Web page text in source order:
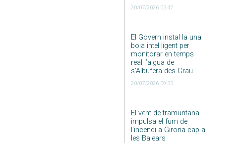
20/07/2026 03:47
El Govern instal·la una
boia intel·ligent per
monitorar en temps
real l’aigua de
s’Albufera des Grau
20/07/2026 09:33
El vent de tramuntana
impulsa el fum de
l’incendi a Girona cap a
les Balears